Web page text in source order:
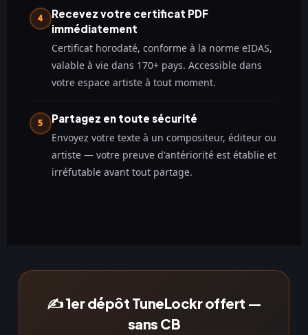
4
Recevez votre certificat PDF
immédiatement
Certificat horodaté, conforme à la norme eIDAS,
valable à vie dans 170+ pays. Accessible dans
votre espace artiste à tout moment.
5
Partagez en toute sécurité
Envoyez votre texte à un compositeur, éditeur ou
artiste — votre preuve d'antériorité est établie et
irréfutable avant tout partage.
✍️ 1er dépôt TuneLockr offert —
sans CB